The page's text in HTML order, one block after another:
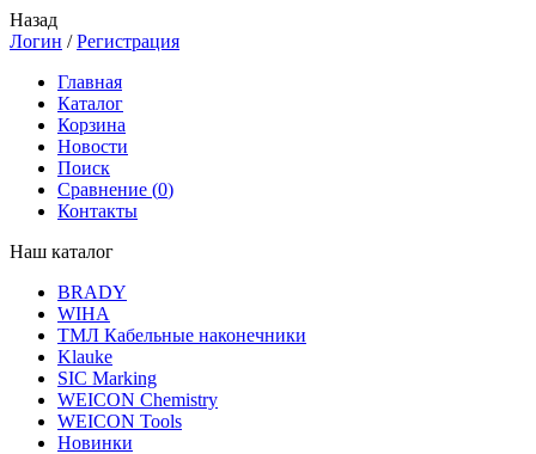
Назад
Логин /Регистрация
Главная
Каталог
Корзина
Новости
Поиск
Сравнение (0)
Контакты
Наш каталог
BRADY
WIHA
ТМЛ Кабельные наконечники
Klauke
SIC Marking
WEICON Chemistry
WEICON Tools
Новинки